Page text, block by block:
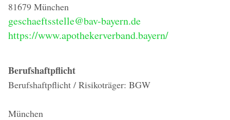
81679 München
geschaeftsstelle@bav-bayern.de
https://www.apothekerverband.bayern/
Berufshaftpflicht
Berufshaftpflicht / Risikoträger: BGW
München